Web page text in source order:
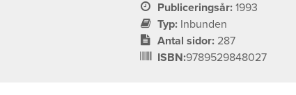
Publiceringsår: 1993
Typ: Inbunden
Antal sidor: 287
ISBN:9789529848027